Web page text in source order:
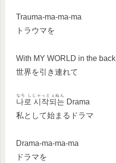
Trauma-ma-ma-ma
トラウマを
With MY WORLD in the back
世界を引き連れて
나로 시작되는
なろ しじゃっとぇぬん
Drama
私として始まるドラマ
Drama-ma-ma-ma
ドラマを